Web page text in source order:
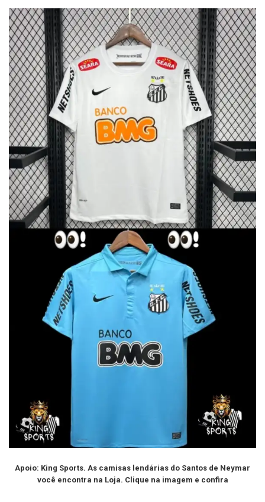
Apoio: King Sports. As camisas lendárias do Santos de Neymar
você encontra na Loja. Clique na imagem e confira